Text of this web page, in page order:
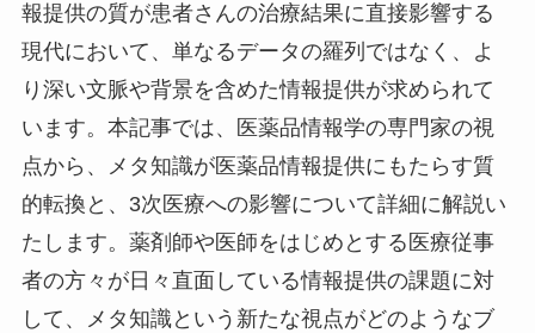
報提供の質が患者さんの治療結果に直接影響する
現代において、単なるデータの羅列ではなく、よ
り深い文脈や背景を含めた情報提供が求められて
います。本記事では、医薬品情報学の専門家の視
点から、メタ知識が医薬品情報提供にもたらす質
的転換と、3次医療への影響について詳細に解説い
たします。薬剤師や医師をはじめとする医療従事
者の方々が日々直面している情報提供の課題に対
して、メタ知識という新たな視点がどのようなブ